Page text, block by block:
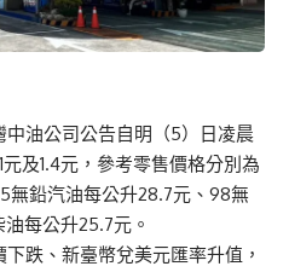
中油公司公告自明（5）日凌晨
及1.4元，參考零售價格分別為
無鉛汽油每公升28.7元、98無
每公升25.7元。
跌、新臺幣兌美元匯率升值，